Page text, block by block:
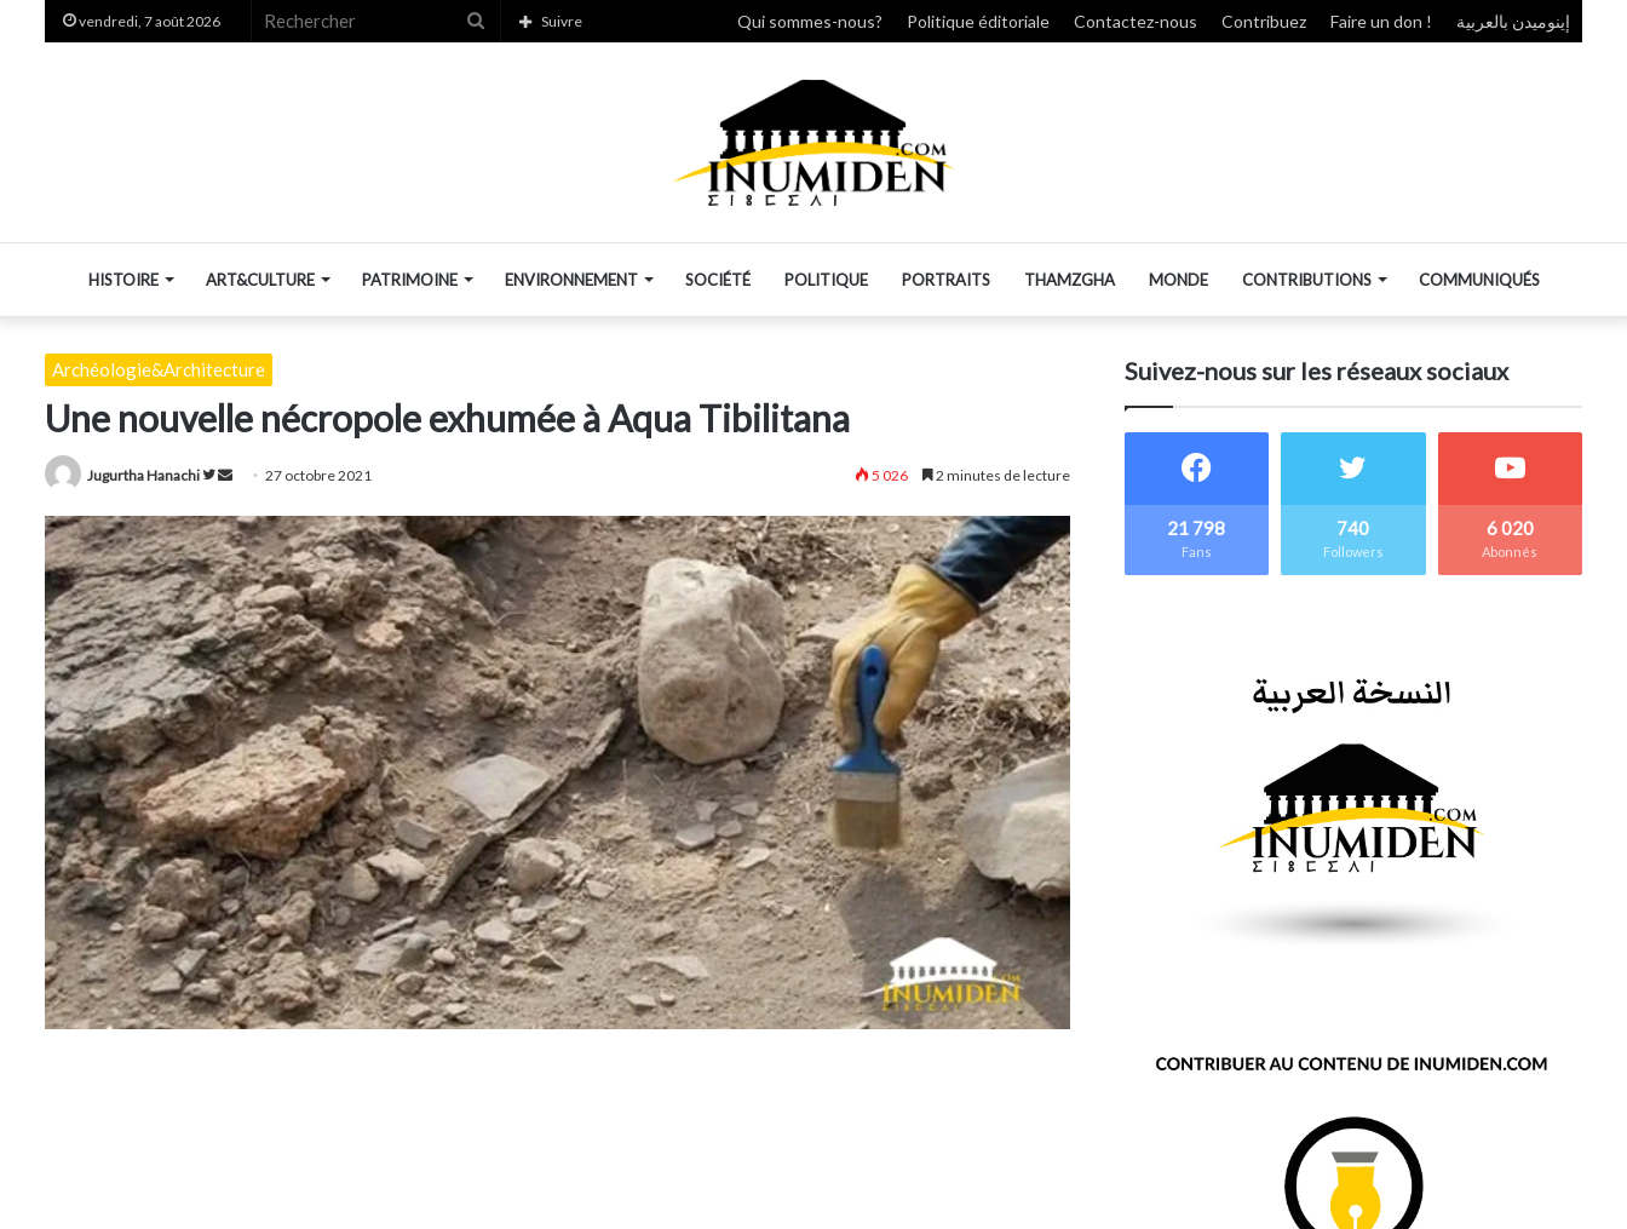
vendredi, 7 août 2026 Rechercher
Suivre Qui sommes-nous? Politique éditoriale Contactez-nous Contribuez Faire un don ! إينوميدن بالعربية
HISTOIRE ART&CULTURE PATRIMOINE ENVIRONNEMENT SOCIÉTÉ POLITIQUE PORTRAITS THAMZGHA MONDE CONTRIBUTIONS COMMUNIQUÉS
Archéologie&Architecture
Une nouvelle nécropole exhumée à Aqua Tibilitana
Jugurtha Hanachi
Suivre
Twitter
Envoyer
courriel
27 octobre 2021 5 026 2 minutes de lecture
Suivez-nous sur les réseaux sociaux
21 798
Fans
740
Followers
6 020
Abonnés